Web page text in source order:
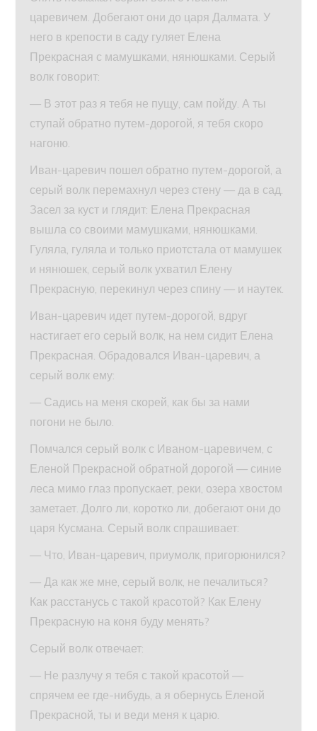
царевичем. Добегают они до царя Далмата. У
него в крепости в саду гуляет Елена
Прекрасная с мамушками, нянюшками. Серый
волк говорит:
— В этот раз я тебя не пущу, сам пойду. А ты
ступай обратно путем-дорогой, я тебя скоро
нагоню.
Иван-царевич пошел обратно путем-дорогой, а
серый волк перемахнул через стену — да в сад.
Засел за куст и глядит: Елена Прекрасная
вышла со своими мамушками, нянюшками.
Гуляла, гуляла и только приотстала от мамушек
и нянюшек, серый волк ухватил Елену
Прекрасную, перекинул через спину — и наутек.
Иван-царевич идет путем-дорогой, вдруг
настигает его серый волк, на нем сидит Елена
Прекрасная. Обрадовался Иван-царевич, а
серый волк ему:
— Садись на меня скорей, как бы за нами
погони не было.
Помчался серый волк с Иваном-царевичем, с
Еленой Прекрасной обратной дорогой — синие
леса мимо глаз пропускает, реки, озера хвостом
заметает. Долго ли, коротко ли, добегают они до
царя Кусмана. Серый волк спрашивает:
— Что, Иван-царевич, приумолк, пригорюнился?
— Да как же мне, серый волк, не печалиться?
Как расстанусь с такой красотой? Как Елену
Прекрасную на коня буду менять?
Серый волк отвечает:
— Не разлучу я тебя с такой красотой —
спрячем ее где-нибудь, а я обернусь Еленой
Прекрасной, ты и веди меня к царю.